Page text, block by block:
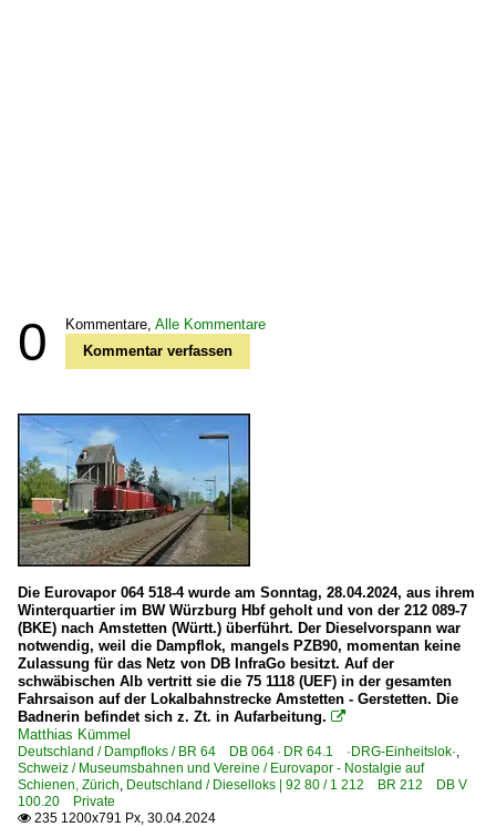
0 Kommentare, Alle Kommentare
Kommentar verfassen
Die Eurovapor 064 518-4 wurde am Sonntag, 28.04.2024, aus ihrem
Winterquartier im BW Würzburg Hbf geholt und von der 212 089-7
(BKE) nach Amstetten (Württ.) überführt. Der Dieselvorspann war
notwendig, weil die Dampflok, mangels PZB90, momentan keine
Zulassung für das Netz von DB InfraGo besitzt. Auf der
schwäbischen Alb vertritt sie die 75 1118 (UEF) in der gesamten
Fahrsaison auf der Lokalbahnstrecke Amstetten - Gerstetten. Die
Badnerin befindet sich z. Zt. in Aufarbeitung. 
Matthias Kümmel
Deutschland / Dampfloks / BR 64 DB 064 · DR 64.1 ·DRG-Einheitslok·,
Schweiz / Museumsbahnen und Vereine / Eurovapor - Nostalgie auf
Schienen, Zürich, Deutschland / Dieselloks | 92 80 / 1 212 BR 212 DB V
100.20 Private
 235 1200x791 Px, 30.04.2024